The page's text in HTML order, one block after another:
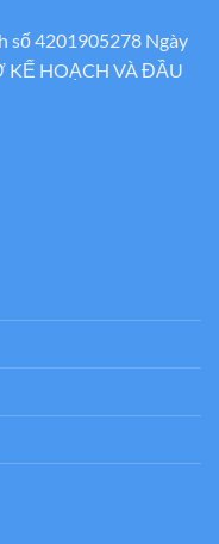
số 4201905278 Ngày
KẾ HOẠCH VÀ ĐẦU